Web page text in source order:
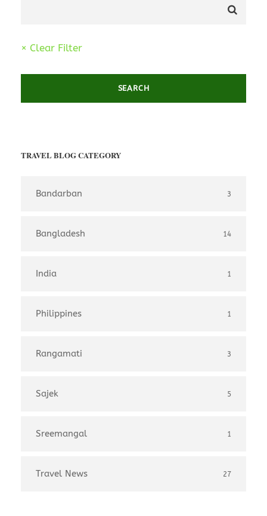
× Clear Filter
TRAVEL BLOG CATEGORY
Bandarban 3
Bangladesh 14
India 1
Philippines 1
Rangamati 3
Sajek 5
Sreemangal 1
Travel News 27